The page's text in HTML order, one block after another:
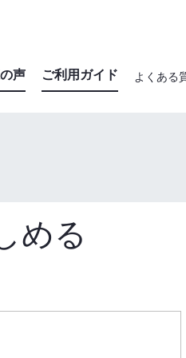
声 ご利用ガイド よくある
める